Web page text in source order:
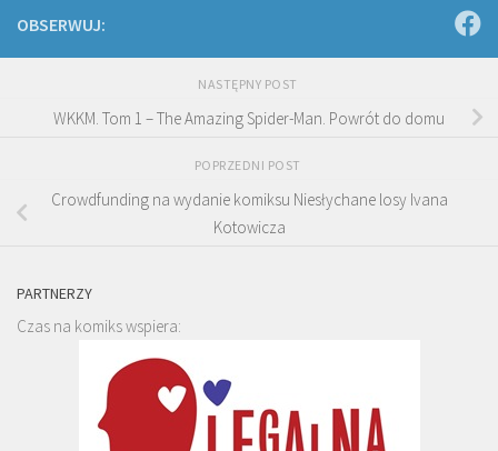
OBSERWUJ:
NASTĘPNY POST
WKKM. Tom 1 – The Amazing Spider-Man. Powrót do domu
POPRZEDNI POST
Crowdfunding na wydanie komiksu Niesłychane losy Ivana
Kotowicza
PARTNERZY
Czas na komiks wspiera: